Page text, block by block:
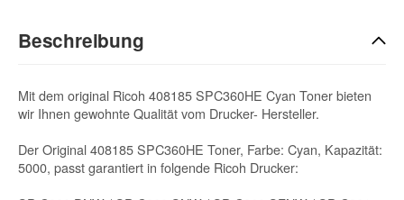
Beschreibung
Mit dem original Ricoh 408185 SPC360HE Cyan Toner bieten
wir Ihnen gewohnte Qualität vom Drucker- Hersteller.
Der Original 408185 SPC360HE Toner, Farbe: Cyan, Kapazität:
5000, passt garantiert in folgende Ricoh Drucker: